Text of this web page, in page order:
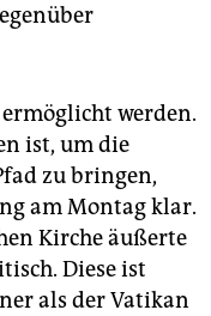
werden.
ist, um die
zu bringen,
am Montag klar.
Kirche äußerte
Diese ist
als der Vatikan